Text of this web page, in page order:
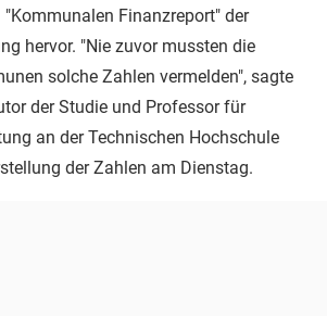
Finanzreport" der
hervor. "Nie zuvor mussten die
solche Zahlen vermelden", sagte
der Studie und Professor für
an der Technischen Hochschule
der Zahlen am Dienstag.